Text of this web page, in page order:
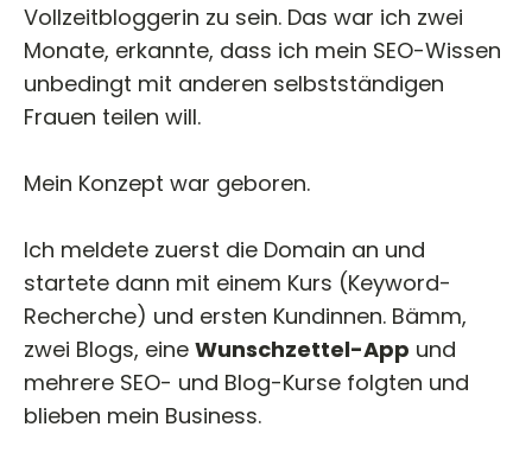
Vollzeitbloggerin zu sein. Das war ich zwei
Monate, erkannte, dass ich mein SEO-Wissen
unbedingt mit anderen selbstständigen
Frauen teilen will.
Mein Konzept war geboren.
Ich meldete zuerst die Domain an und
startete dann mit einem Kurs (Keyword-
Recherche) und ersten Kundinnen. Bämm,
zwei Blogs, eine Wunschzettel-App und
mehrere SEO- und Blog-Kurse folgten und
blieben mein Business.